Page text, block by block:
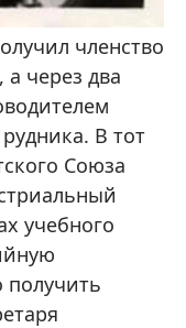
членство
через два
В тот
Союза
учебного
получить